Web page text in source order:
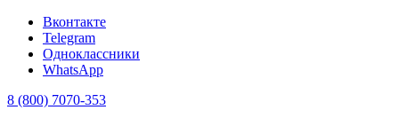
Вконтакте
Telegram
Одноклассники
WhatsApp
8 (800) 7070-353